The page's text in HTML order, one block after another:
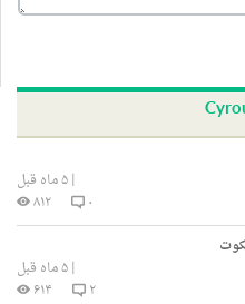
|۵ ماه قبل
۰
۸۱۲
|۵ ماه قبل
۲
۶۱۴